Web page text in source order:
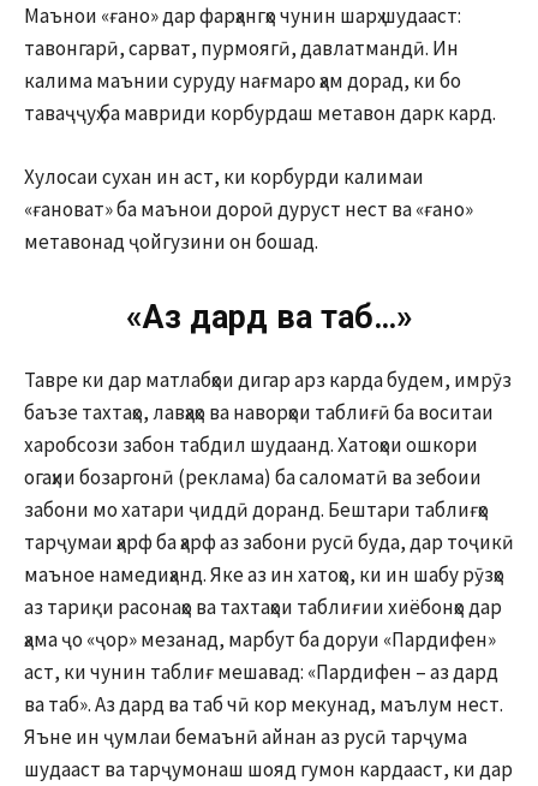
Маънои «ғано» дар фарҳангҳо чунин шарҳ шудааст:
тавонгарӣ, сарват, пурмоягӣ, давлатмандӣ. Ин
калима маънии суруду нағмаро ҳам дорад, ки бо
таваҷҷуҳ ба мавриди корбурдаш метавон дарк кард.
Хулосаи сухан ин аст, ки корбурди калимаи
«ғановат» ба маънои дороӣ дуруст нест ва «ғано»
метавонад ҷойгузини он бошад.
«Аз дард ва таб…»
Тавре ки дар матлабҳои дигар арз карда будем, имрӯз
баъзе тахтаҳо, лавҳаҳо ва наворҳои таблиғӣ ба воситаи
харобсози забон табдил шудаанд. Хатоҳои ошкори
огаҳии бозаргонӣ (реклама) ба саломатӣ ва зебоии
забони мо хатари ҷиддӣ доранд. Бештари таблиғҳо
тарҷумаи ҳарф ба ҳарф аз забони русӣ буда, дар тоҷикӣ
маъное намедиҳанд. Яке аз ин хатоҳо, ки ин шабу рӯзҳо
аз тариқи расонаҳо ва тахтаҳои таблиғии хиёбонҳо дар
ҳама ҷо «ҷор» мезанад, марбут ба доруи «Пардифен»
аст, ки чунин таблиғ мешавад: «Пардифен – аз дард
ва таб». Аз дард ва таб чӣ кор мекунад, маълум нест.
Яъне ин ҷумлаи бемаънӣ айнан аз русӣ тарҷума
шудааст ва тарҷумонаш шояд гумон кардааст, ки дар